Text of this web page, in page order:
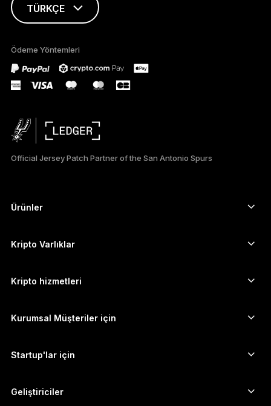
TÜRKÇE
FRANÇAIS
DEUTSCH
PORTUGUÊS
ESPAÑOL
简体中文
العربية
Ödeme Yöntemleri
Official Jersey Patch Partner of the San Antonio Spurs
Ürünler
Donanım Cüzdan
Ledger Stax
Ledger Nano Classics
Paket Teklifler
Tüm ürünler
Kripto Varlıklar
Ethereum cüzdanı
Cardano cüzdanı
Monero cüzdanı
Tüm varlıkları görün
Kripto hizmetleri
Kripto satın alın
Kripto takas edin
Kurumsal Müşteriler için
Startup'lar için
Geliştiriciler